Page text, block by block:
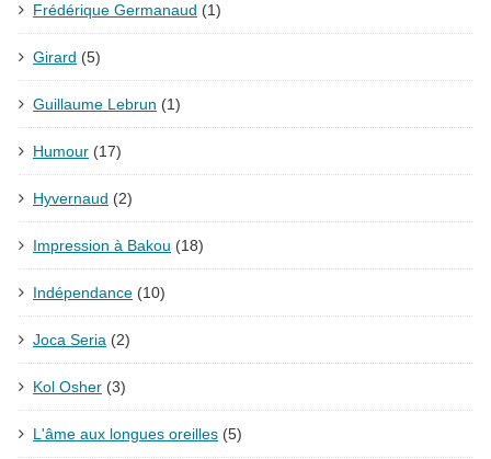
Frédérique Germanaud (1)
Girard (5)
Guillaume Lebrun (1)
Humour (17)
Hyvernaud (2)
Impression à Bakou (18)
Indépendance (10)
Joca Seria (2)
Kol Osher (3)
L'âme aux longues oreilles (5)